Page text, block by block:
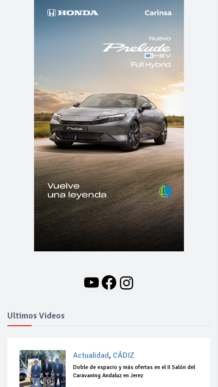
YouTube
Facebook
Instagram
Ultimos Videos
Actualidad, CÁDIZ
Doble de espacio y más ofertas en el II Salón del
Caravaning Andaluz en Jerez